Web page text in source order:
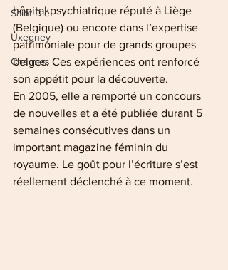
Saint-Dié
Uxegney
Charmes
hôpital psychiatrique réputé à Liège
(Belgique) ou encore dans l’expertise
patrimoniale pour de grands groupes
belges. Ces expériences ont renforcé
son appétit pour la découverte.
En 2005, elle a remporté un concours
de nouvelles et a été publiée durant 5
semaines consécutives dans un
important magazine féminin du
royaume. Le goût pour l’écriture s’est
réellement déclenché à ce moment.